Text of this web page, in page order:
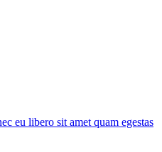
eu libero sit amet quam egestas